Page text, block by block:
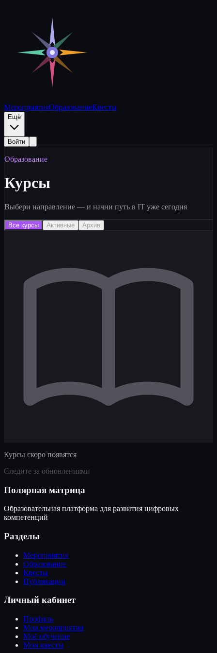
МероприятияОбразованиеКвесты
Ещё
Войти
Образование
Курсы
Выбери направление — и начни путь в IT уже сегодня
Все курсы Активные Архив
Курсы скоро появятся
Следите за обновлениями
Полярная матрица
Образовательная платформа для развития цифровых
компетенций
Разделы
Мероприятия
Образование
Квесты
Публикации
Личный кабинет
Профиль
Мои мероприятия
Моё обучение
Мои квесты